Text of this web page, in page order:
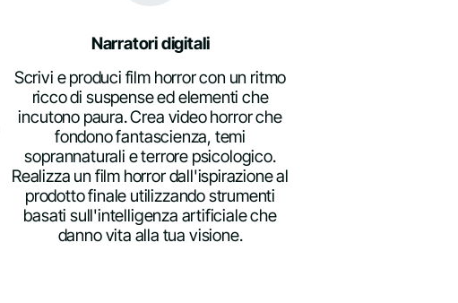
Narratori digitali
Scrivi e produci film horror con un ritmo
ricco di suspense ed elementi che
incutono paura. Crea video horror che
fondono fantascienza, temi
soprannaturali e terrore psicologico.
Realizza un film horror dall'ispirazione al
prodotto finale utilizzando strumenti
basati sull'intelligenza artificiale che
danno vita alla tua visione.